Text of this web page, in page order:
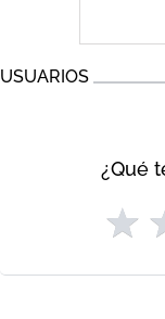
USUARIOS
¿Qué